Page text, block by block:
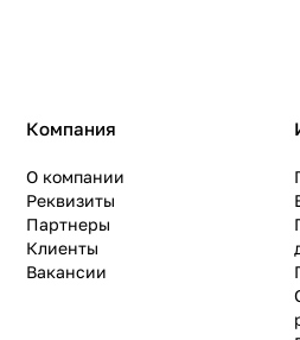
Компания
О компании
Реквизиты
Партнеры
Клиенты
Вакансии